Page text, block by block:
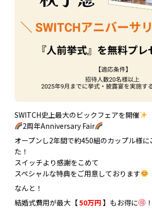
SWITCH史上最大のビックフェアを開催
2周年Anniversary Fair
オープンし2年間で約450組のカップル様に
た！
スイッチより感謝をこめて
スペシャルな特典をご用意しております
なんと！
結婚式費用が最大【50万円 】もお得に
！